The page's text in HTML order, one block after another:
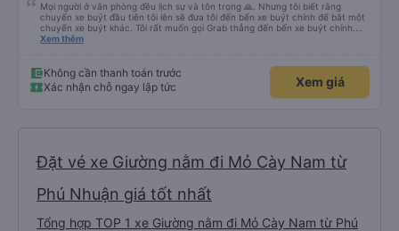
Mọi người ở văn phòng đều lịch sự và tôn trọng 🙏. Nhưng tôi biết rằng
chuyến xe buýt đầu tiên tôi lên sẽ đưa tôi đến bến xe buýt chính để bắt một
chuyến xe buýt khác. Tôi rất muốn gọi Grab thẳng đến bến xe buýt chính.
Điều đó sẽ giúp tôi không phải mang vác hành lý nhiều lần. Ngoài ra, xe buýt
Xem thêm
Không cần thanh toán trước
Xác nhận chỗ ngay lập tức
Xem giá
Đặt vé xe Giường nằm đi Mỏ Cày Nam từ
Phú Nhuận giá tốt nhất
Tổng hợp TOP 1 xe Giường nằm đi Mỏ Cày Nam từ Phú